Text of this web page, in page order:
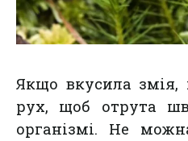
Якщо вкусила змія,
рух, щоб отрута
організмі. Не